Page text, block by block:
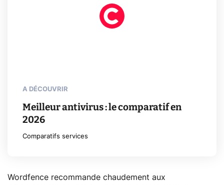
A DÉCOUVRIR
Meilleur antivirus : le comparatif en
2026
Comparatifs services
Wordfence recommande chaudement aux